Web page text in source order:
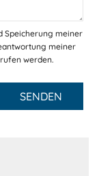
Speicherung meiner
meiner
werden.
SENDEN